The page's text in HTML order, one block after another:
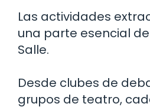
Las actividades
una parte esencial
Salle.
Desde clubes de
grupos de teatro,